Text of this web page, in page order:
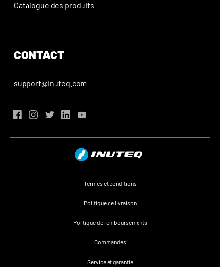
Catalogue des produits
CONTACT
support@inuteq.com
Termes et conditions
Politique de livraison
Politique de remboursements
Commandes
Service et garantie